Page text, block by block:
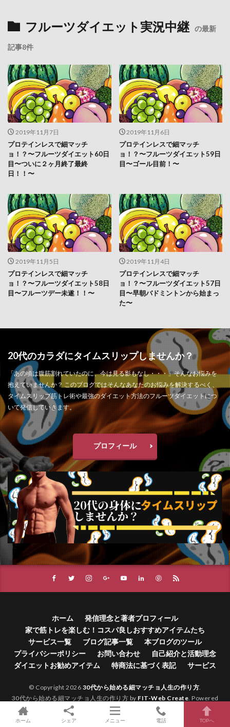
フルーツダイエット実況中継 の最新
記事8件
2019年11月7日
プロテインレスで細マッチ
ョ！？〜フルーツダイエット60日
目〜ついに２ヶ月終了最終
日！！〜
2019年11月6日
プロテインレスで細マッチ
ョ！？〜フルーツダイエット59日
目〜ゴール目前！〜
2019年11月5日
プロテインレスで細マッチ
ョ！？〜フルーツダイエット58日
目〜フルーツデー未遂！！〜
2019年11月4日
プロテインレスで細マッチ
ョ！？〜フルーツダイエット57日
目〜早朝バドミントンから始まっ
た〜
20代のカラダにタイムスリップしませんか？
「あの頃は腹筋割れていたのに、今は見る影もなし・・・」そんなお悩みを
抱えていませんか？ このブログではそんなあなたのお悩みを解決するべく、
タイムスリップ筋トレ術や最強のダイエット方法のフルーツダイエットにつ
いて発信していきます。
プロフィール
ホーム
発信理念と著者プロフィール
家で筋トレを楽しむ！コスパ良しおすすめアイテムたち
サービス一覧
ブログ記事一覧
本ブログのツール
プライバシーポリシー
お問い合わせ
自己紹介と活動理念
ダイエットお勧めアイテム
特商法に基づく表記 サービス
© Copyright 2026 30代から始める細マッチョ人生の作り方
30代から始める細マッチョ人生の作り方 by FIT-Web Create . Powered
WordPress
ホーム シェア メニュー 電話 TOPへ